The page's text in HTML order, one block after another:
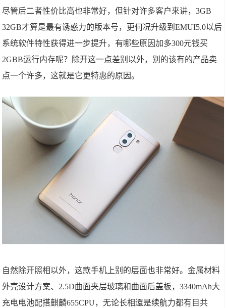
尽管后二者性价比高也非常好，但针对许多客户来讲，3GB
32GB才算是最有诱惑力的版本号，更何况升级到EMUI5.0以后
系统软件特性获得进一步提升，有哪些原因加多300元钱买
2GBB运行内存呢？除开这一点差别以外，别的该有的产品卖
点一个许多，这就是它更特惠的原因。
自然除开照相以外，这款手机上别的层面也非常好。金属材料
外壳设计方案、2.5D曲面夹层玻璃和曲面后盖板，3340mAh大
充电电池配搭麒麟655CPU，无论长相還是续航力都有目共